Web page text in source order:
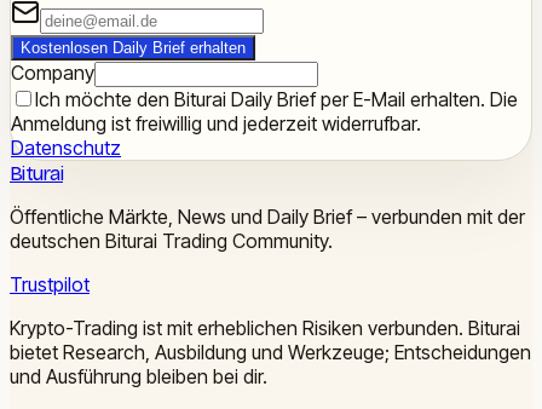
Kostenlosen Daily Brief erhalten
Company
Ich möchte den Biturai Daily Brief per E-Mail erhalten. Die
Anmeldung ist freiwillig und jederzeit widerrufbar.
Datenschutz
Biturai
Öffentliche Märkte, News und Daily Brief – verbunden mit der
deutschen Biturai Trading Community.
Trustpilot
Krypto-Trading ist mit erheblichen Risiken verbunden. Biturai
bietet Research, Ausbildung und Werkzeuge; Entscheidungen
und Ausführung bleiben bei dir.